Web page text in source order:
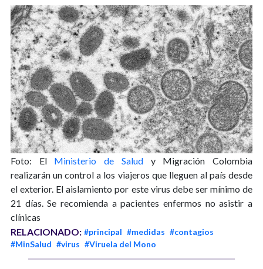
Foto: El Ministerio de Saludy Migración Colombia
realizarán un control a los viajeros que lleguen al país desde
el exterior. El aislamiento por este virus debe ser mínimo de
21 días. Se recomienda a pacientes enfermos no asistir a
clínicas
RELACIONADO: #principal #medidas #contagios
#MinSalud #virus #Viruela del Mono